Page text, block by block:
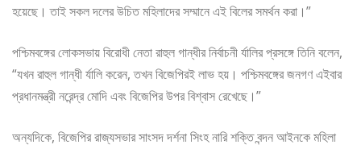
হয়েছে। তাই সকল দলের উচিত মহিলাদের সম্মানে এই বিলের সমর্থন করা।”
পশ্চিমবঙ্গের লোকসভায় বিরোধী নেতা রাহুল গান্ধীর নির্বাচনী র্যালির প্রসঙ্গে তিনি বলেন,
“যখন রাহুল গান্ধী র্যালি করেন, তখন বিজেপিরই লাভ হয়। পশ্চিমবঙ্গের জনগণ এইবার
প্রধানমন্ত্রী নরেন্দ্র মোদি এবং বিজেপির উপর বিশ্বাস রেখেছে।”
অন্যদিকে, বিজেপির রাজ্যসভার সাংসদ দর্শনা সিংহ নারি শক্তি বন্দন আইনকে মহিলা